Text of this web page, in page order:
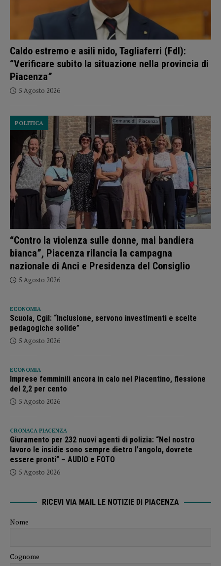
Caldo estremo e asili nido, Tagliaferri (FdI):
“Verificare subito la situazione nella provincia di
Piacenza”
5 Agosto 2026
“Contro la violenza sulle donne, mai bandiera
bianca”, Piacenza rilancia la campagna
nazionale di Anci e Presidenza del Consiglio
POLITICA
5 Agosto 2026
ECONOMIA
Scuola, Cgil: “Inclusione, servono investimenti e scelte
pedagogiche solide”
5 Agosto 2026
ECONOMIA
Imprese femminili ancora in calo nel Piacentino, flessione
del 2,2 per cento
5 Agosto 2026
CRONACA PIACENZA
Giuramento per 232 nuovi agenti di polizia: “Nel nostro
lavoro le insidie sono sempre dietro l’angolo, dovrete
essere pronti” – AUDIO e FOTO
5 Agosto 2026
RICEVI VIA MAIL LE NOTIZIE DI PIACENZA
Nome
Cognome